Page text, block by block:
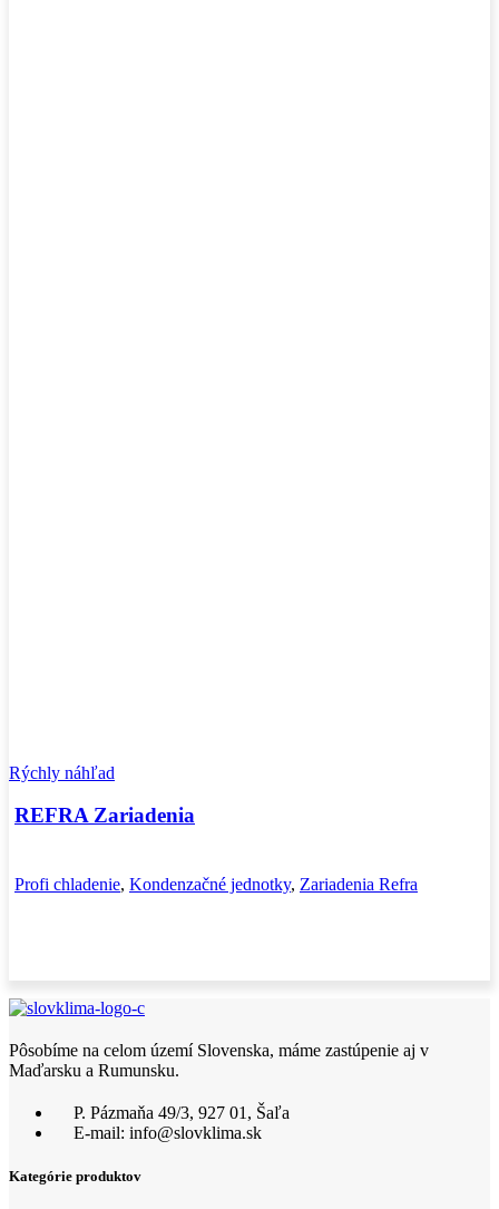
Rýchly náhľad
REFRA Zariadenia
Profi chladenie, Kondenzačné jednotky, Zariadenia Refra
Pôsobíme na celom území Slovenska, máme zastúpenie aj v
Maďarsku a Rumunsku.
P. Pázmaňa 49/3, 927 01, Šaľa
E-mail: info@slovklima.sk
Kategórie produktov